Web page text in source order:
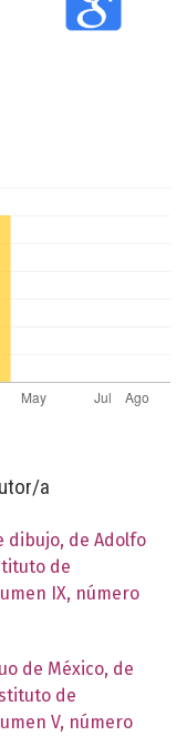
a
dibujo, de Adolfo
de
IX, número
de México, de
de
V, número